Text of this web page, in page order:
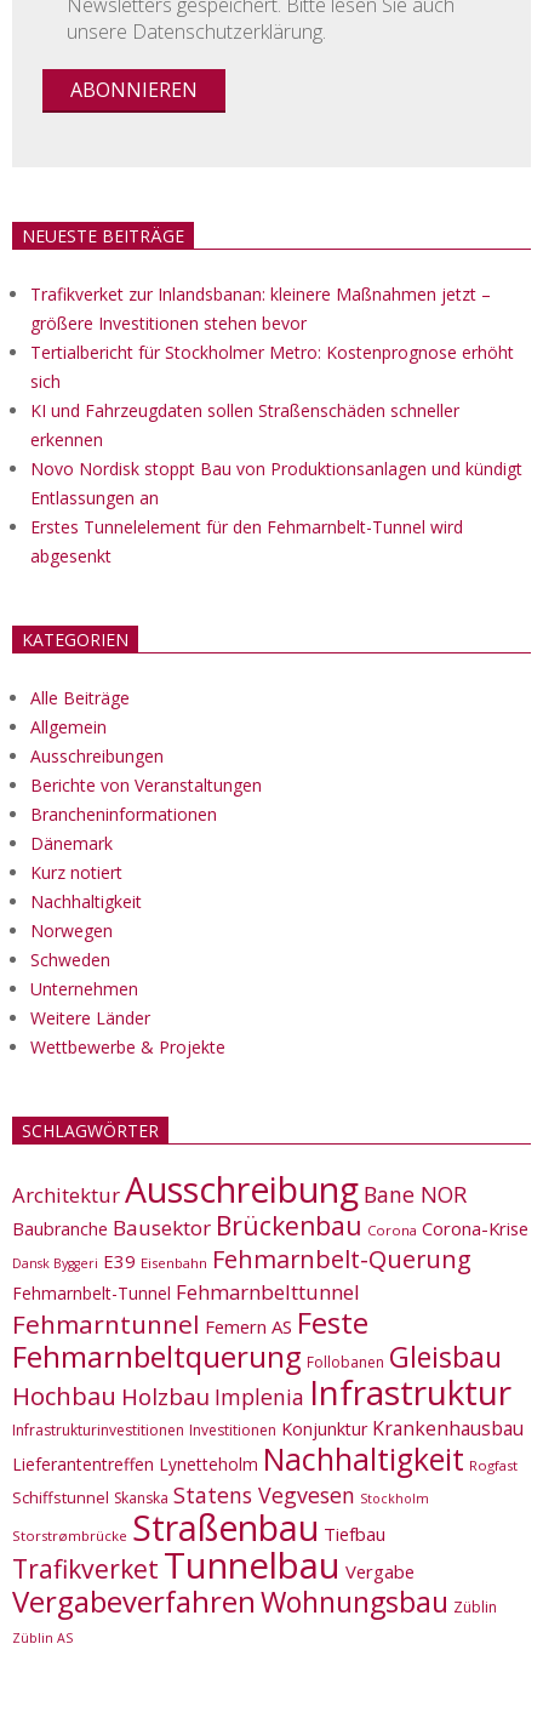
unsere Datenschutzerklärung.
NEUESTE BEITRÄGE
Trafikverket zur Inlandsbanan: kleinere Maßnahmen jetzt –
größere Investitionen stehen bevor
Tertialbericht für Stockholmer Metro: Kostenprognose erhöht
sich
KI und Fahrzeugdaten sollen Straßenschäden schneller
erkennen
Novo Nordisk stoppt Bau von Produktionsanlagen und kündigt
Entlassungen an
Erstes Tunnelelement für den Fehmarnbelt-Tunnel wird
abgesenkt
KATEGORIEN
Alle Beiträge
Allgemein
Ausschreibungen
Berichte von Veranstaltungen
Brancheninformationen
Dänemark
Kurz notiert
Nachhaltigkeit
Norwegen
Schweden
Unternehmen
Weitere Länder
Wettbewerbe & Projekte
SCHLAGWÖRTER
ArchitekturAusschreibung Bane NOR
Baubranche Bausektor Brückenbau Corona Corona-Krise
Dansk Byggeri E39 Eisenbahn Fehmarnbelt-Querung
Fehmarnbelt-Tunnel Fehmarnbelttunnel
Fehmarntunnel Femern AS Feste
Fehmarnbeltquerung Follobanen Gleisbau
Hochbau Holzbau Implenia Infrastruktur
Infrastrukturinvestitionen Investitionen Konjunktur Krankenhausbau
Lieferantentreffen Lynetteholm Nachhaltigkeit Rogfast
Schiffstunnel Skanska Statens Vegvesen Stockholm
Storstrømbrücke Straßenbau Tiefbau
Trafikverket Tunnelbau Vergabe
VergabeverfahrenWohnungsbau Züblin
Züblin AS